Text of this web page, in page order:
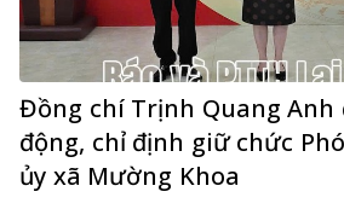
Đồng chí Trịnh Quang Anh
động, chỉ định giữ chức
ủy xã Mường Khoa